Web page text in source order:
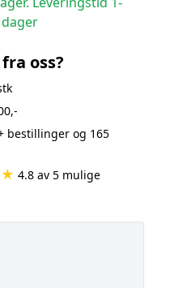
oss?
bestillinger og 165
4.8 av 5 mulige